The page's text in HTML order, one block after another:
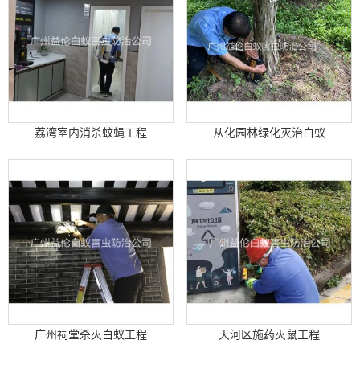
荔湾室内消杀蚊蝇工程 从化园林绿化灭治白蚁
广州祠堂杀灭白蚁工程 天河区施药灭鼠工程